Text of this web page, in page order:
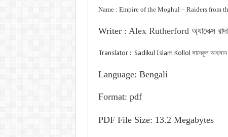
Name : Empire of the Moghul – Raiders from the
Writer : Alex Rutherford অ্যালেক্স
Translator : Sadikul Islam Kollol সাদেকুল আহসান
Language: Bengali
Format: pdf
PDF File Size: 13.2 Megabytes